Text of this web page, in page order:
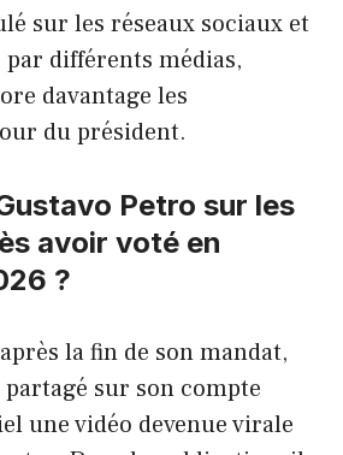
sur les réseaux sociaux et
différents médias,
davantage les
du président.
Petro sur les
avoir voté en
?
la fin de son mandat,
partagé sur son compte
une vidéo devenue virale